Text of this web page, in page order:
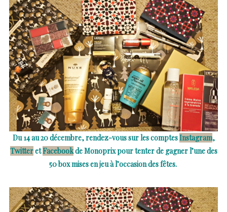
Du 14 au 20 décembre, rendez-vous sur les comptesInstagram,
TwitteretFacebookde Monoprix pour tenter de gagner l’une des
50 box mises en jeu à l’occasion des fêtes.